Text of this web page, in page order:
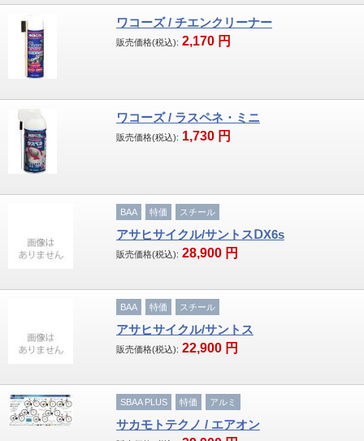
ワコーズ / チエンクリーナー
販売価格(税込): 2,170 円
ワコーズ / ラスペネ・ミニ
販売価格(税込): 1,730 円
BAA 特価 スチール
アサヒサイクル/サントスⅮX6s
販売価格(税込): 28,900 円
BAA 特価 スチール
アサヒサイクル/サントス
販売価格(税込): 22,900 円
SBAA PLUS 特価 アルミ
サカモトテクノ / エアオン